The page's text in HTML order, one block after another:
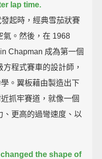
lap time.
起時，經典雪茄狀賽
氣。然後，在 1968
Chapman 成為第一個
程式賽車的設計師，
。翼板藉由製造出下
抓牢賽道，就像一個
、更高的過彎速度、以
the shape of